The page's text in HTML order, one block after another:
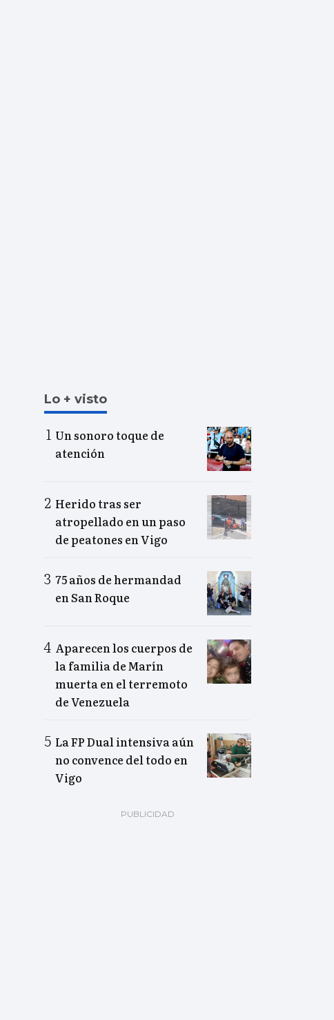
Lo + visto
Un sonoro toque de
atención
Herido tras ser
atropellado en un paso
de peatones en Vigo
75 años de hermandad
en San Roque
Aparecen los cuerpos de
la familia de Marín
muerta en el terremoto
de Venezuela
La FP Dual intensiva aún
no convence del todo en
Vigo